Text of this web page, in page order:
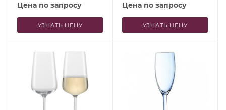
Цена по запросу
УЗНАТЬ ЦЕНУ
Цена по запросу
УЗНАТЬ ЦЕНУ